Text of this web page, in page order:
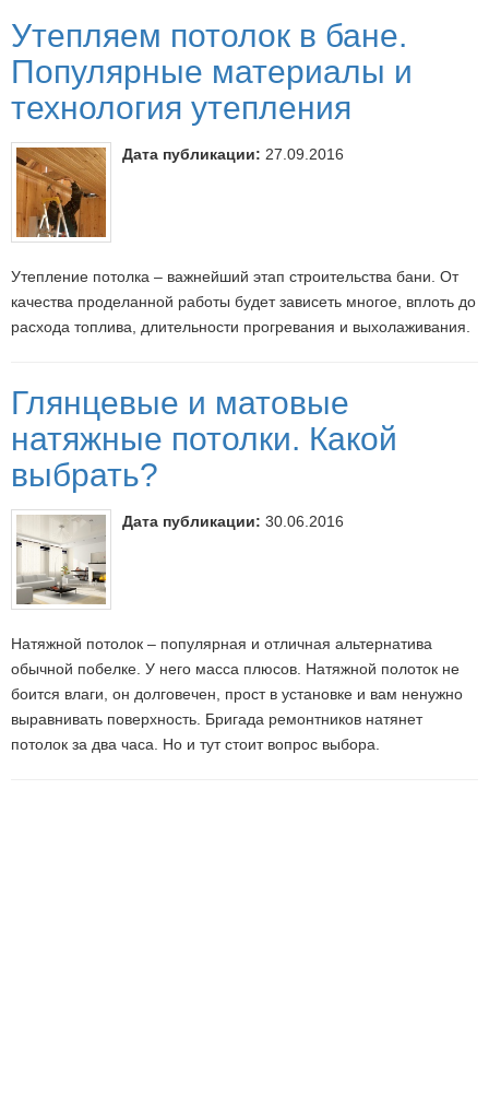
Утепляем потолок в бане.
Популярные материалы и
технология утепления
Утепление потолка – важнейший этап строительства бани. От
качества проделанной работы будет зависеть многое, вплоть до
расхода топлива, длительности прогревания и выхолаживания.
Дата публикации: 27.09.2016
Глянцевые и матовые
натяжные потолки. Какой
выбрать?
Натяжной потолок – популярная и отличная альтернатива
обычной побелке. У него масса плюсов. Натяжной полоток не
боится влаги, он долговечен, прост в установке и вам ненужно
выравнивать поверхность. Бригада ремонтников натянет
потолок за два часа. Но и тут стоит вопрос выбора.
Дата публикации: 30.06.2016